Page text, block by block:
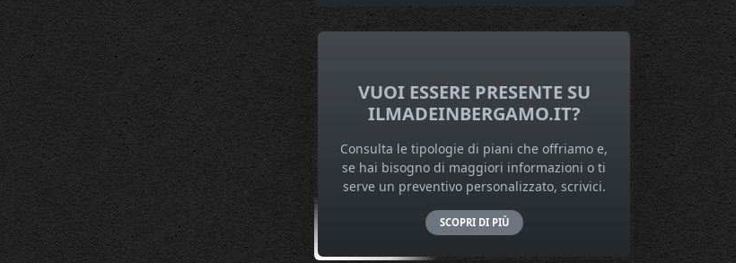
VUOI ESSERE PRESENTE SU
ILMADEINBERGAMO.IT?
Consulta le tipologie di piani che offriamo e,
se hai bisogno di maggiori informazioni o ti
serve un preventivo personalizzato, scrivici.
SCOPRI DI PIÙ